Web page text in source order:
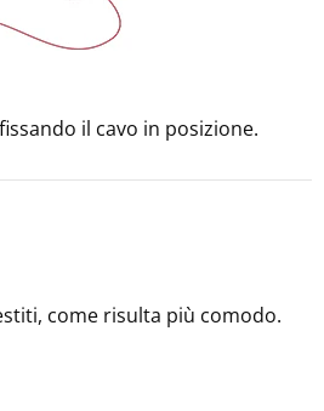
il cavo in posizione.
come risulta più comodo.